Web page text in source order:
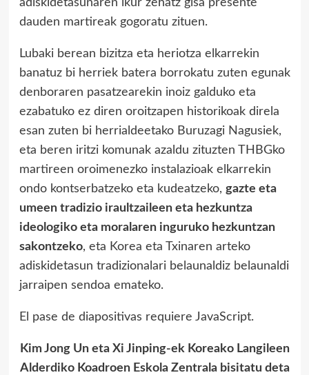
adiskidetasunaren ikur zehatz gisa presente
dauden martireak gogoratu zituen.
Lubaki berean bizitza eta heriotza elkarrekin
banatuz bi herriek batera borrokatu zuten egunak
denboraren pasatzearekin inoiz galduko eta
ezabatuko ez diren oroitzapen historikoak direla
esan zuten bi herrialdeetako Buruzagi Nagusiek,
eta beren iritzi komunak azaldu zituzten THBGko
martireen oroimenezko instalazioak elkarrekin
ondo kontserbatzeko eta kudeatzeko, gazte eta
umeen tradizio iraultzaileen eta hezkuntza
ideologiko eta moralaren inguruko hezkuntzan
sakontzeko, eta Korea eta Txinaren arteko
adiskidetasun tradizionalari belaunaldiz belaunaldi
jarraipen sendoa emateko.
El pase de diapositivas requiere JavaScript.
Kim Jong Un eta Xi Jinping-ek Koreako Langileen
Alderdiko Koadroen Eskola Zentrala bisitatu deta